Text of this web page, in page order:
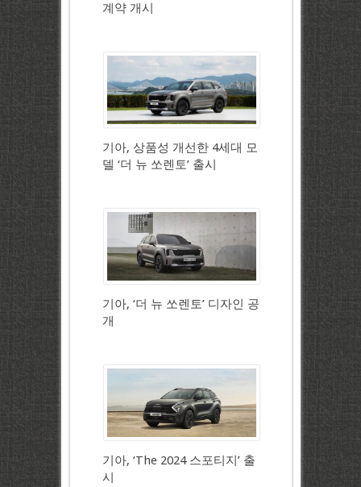
계약 개시
기아, 상품성 개선한 4세대 모
델 ‘더 뉴 쏘렌토’ 출시
기아, ‘더 뉴 쏘렌토’ 디자인 공
개
기아, ‘The 2024 스포티지’ 출
시